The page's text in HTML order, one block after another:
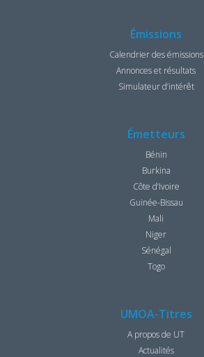
Émissions
Calendrier des émissions
Annonces et résultats
Simulateur d’intérêt
Émetteurs
Bénin
Burkina
Côte d’Ivoire
Guinée-Bissau
Mali
Niger
Sénégal
Togo
UMOA-Titres
A propos de UT
Actualités